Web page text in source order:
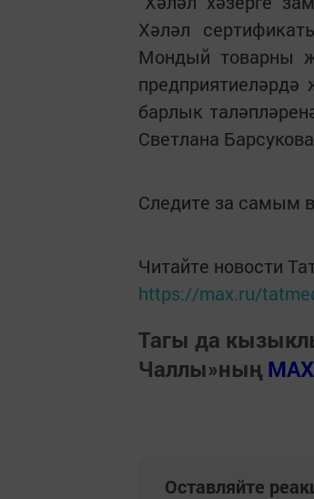
Хәләл
Мондый товарны
барлык
Светлана
Следите за самым
Читайте новости
https://max.ru/
Тагы да
Чаллы»ның
Оставляйте